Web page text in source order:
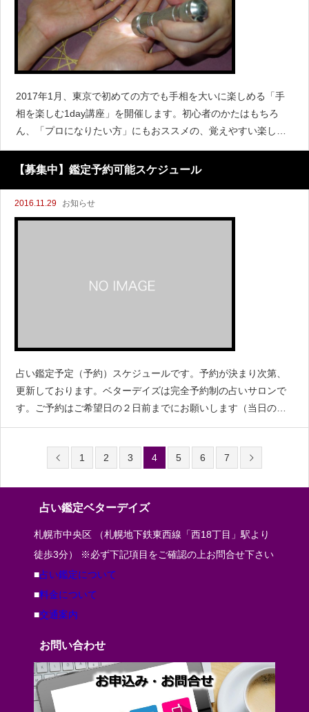
2017年1月、東京で初めての方でも手相を大いに楽しめる「手
相を楽しむ1day講座」を開催します。初心者のかたはもちろ
ん、「プロになりたい方」にもおススメの、覚えやすい楽しめ
る手相講座です。
【募集中】鑑定予約可能スケジュール
2016.11.29 お知らせ
占い鑑定予定（予約）スケジュールです。予約が決まり次第、
更新しております。ベターデイズは完全予約制の占いサロンで
す。ご予約はご希望日の２日前までにお願いします（当日の予
約お申込みは承っておりません）。
1 2 3 4 5 6 7
占い鑑定ベターデイズ
札幌市中央区 （札幌地下鉄東西線「西18丁目」駅より
徒歩3分） ※必ず下記項目をご確認の上お問合せ下さい
■占い鑑定について
■料金について
■交通案内
お問い合わせ